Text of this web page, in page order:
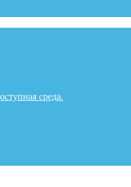
среда.